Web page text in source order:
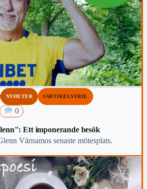
NYHETER #ARTIKELSERIE
0
Ett imponerande besök
Värnamos senaste mötesplats.